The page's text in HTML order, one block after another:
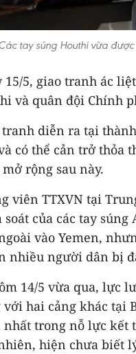
tay súng Houthi vừa
15/5, giao tranh ác
và quân đội Chính
tranh diễn ra tại
có thể cản trở thỏa
rộng sau này.
viên TTXVN tại
soát của các tay
vào Yemen,
nhiều người dân bị
14/5 vừa qua, lực
với hai cảng khác tại
trong nỗ lực kết
hiện chưa biết